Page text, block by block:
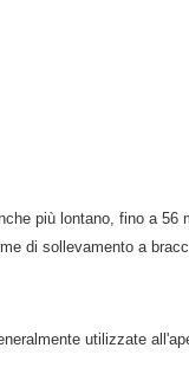
più lontano, fino a 56
di sollevamento a
utilizzate